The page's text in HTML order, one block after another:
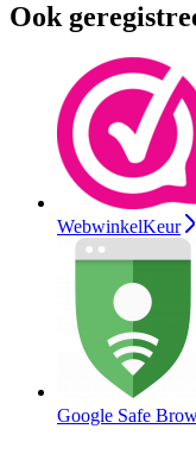
Ook
WebwinkelKeur
Google Safe